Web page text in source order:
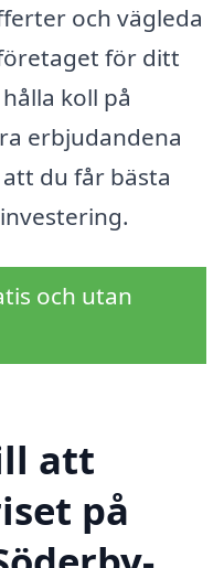
och vägleda
för ditt
koll på
erbjudandena
du får bästa
och utan
att
på